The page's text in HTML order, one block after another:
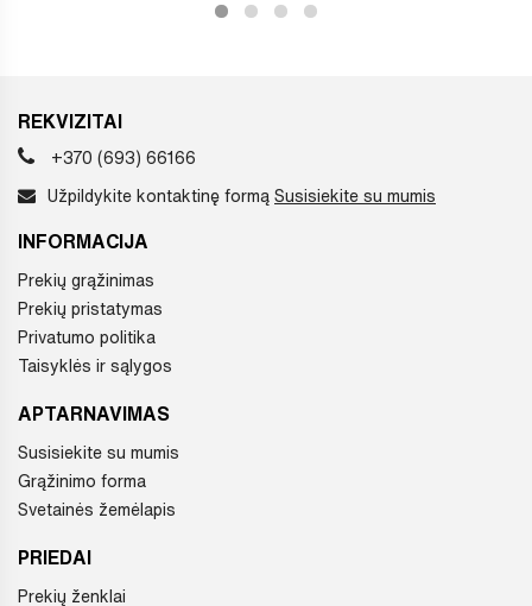
REKVIZITAI
+370 (693) 66166
Užpildykite kontaktinę formą Susisiekite su mumis
INFORMACIJA
Prekių grąžinimas
Prekių pristatymas
Privatumo politika
Taisyklės ir sąlygos
APTARNAVIMAS
Susisiekite su mumis
Grąžinimo forma
Svetainės žemėlapis
PRIEDAI
Prekių ženklai